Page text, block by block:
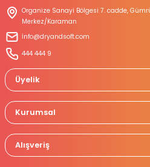
Organize Sanayi Bölgesi 7. cadde,
Merkez/Karaman
İnfo@dryandsoft.com
444 444 9
Üyelik
Kurumsal
Alışveriş